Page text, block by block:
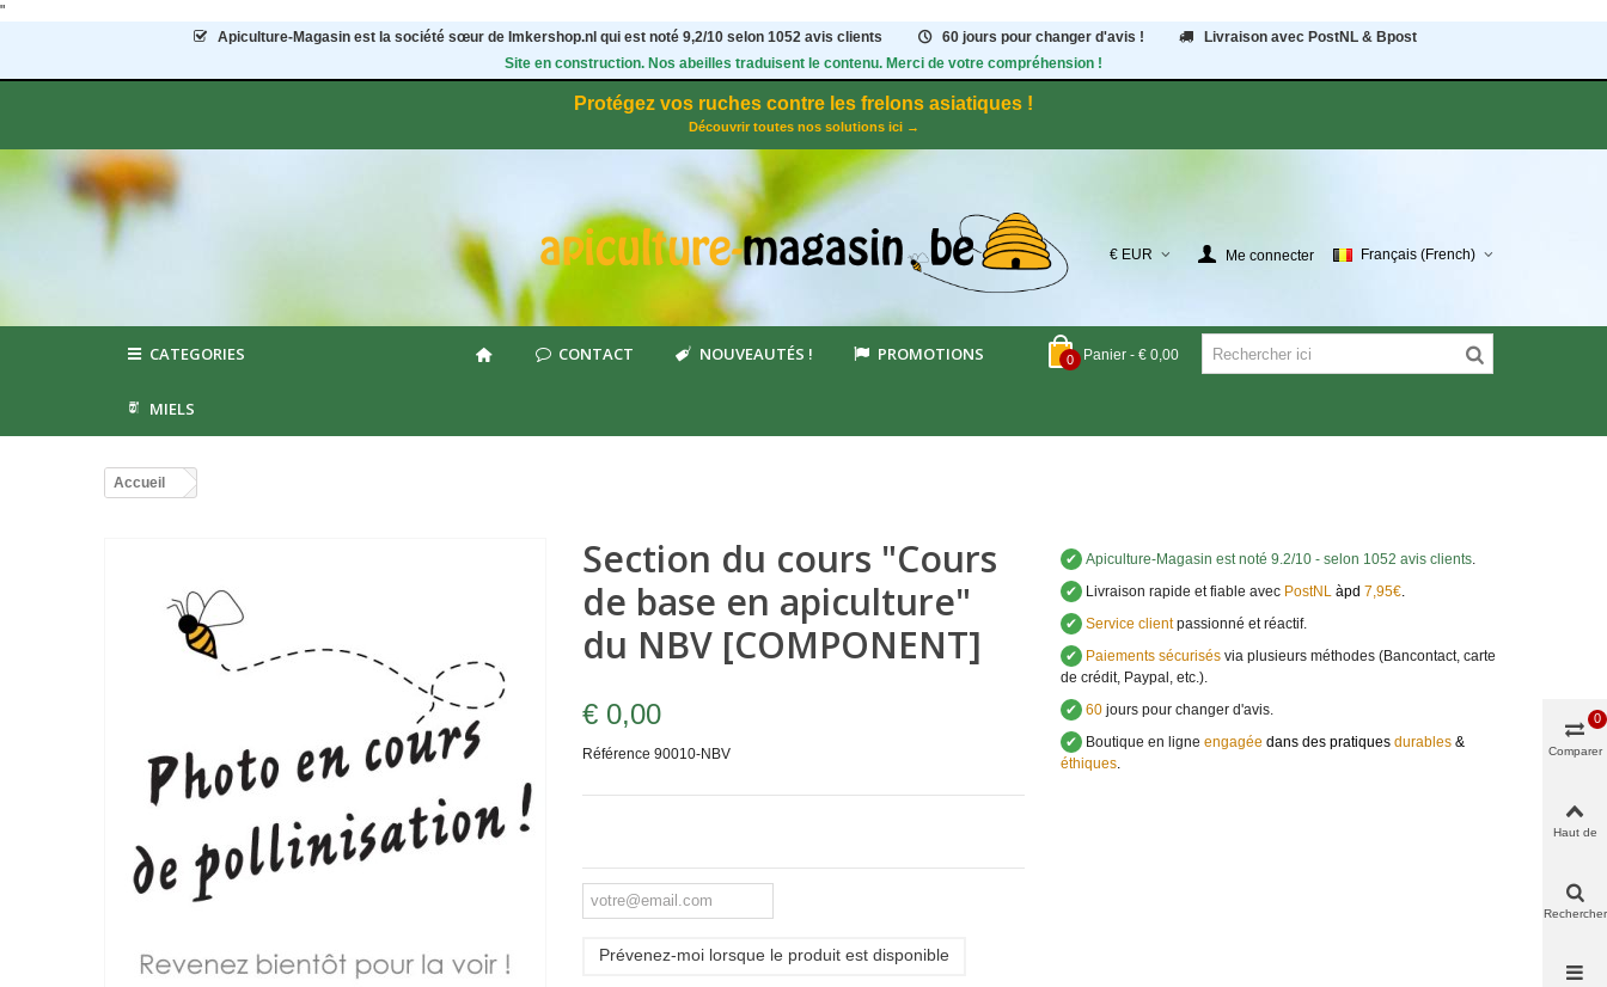
"
Apiculture-Magasin est la société sœur de Imkershop.nl qui est noté 9,2/10 selon 1052avis clients 60 jours pour changer d'avis !
Livraison avec PostNL & Bpost
Site en construction. Nos abeilles traduisent le contenu. Merci de votre compréhension !
Protégez vos ruches contre les frelons asiatiques !
Découvrir toutes nos solutions ici →
€ EUR Me connecter Français (French)
0 Panier - € 0,00
CATEGORIES CONTACT NOUVEAUTÉS ! PROMOTIONS
MIELS
Accueil
Section du cours "Cours
de base en apiculture"
du NBV [COMPONENT]
€ 0,00
Référence 90010-NBV
Prévenez-moi lorsque le produit est disponible
✔ Apiculture-Magasin est noté 9.2/10 - selon 1052 avis clients.
✔ Livraison rapide et fiable avecPostNL àpd 7,95€.
✔ Service clientpassionné et réactif.
✔ Paiements sécurisésvia plusieurs méthodes (Bancontact, carte
de crédit, Paypal, etc.).
✔ 60jours pour changer d'avis.
✔ Boutique en ligne engagée dans des pratiques durables&
éthiques.
Comparer
0
Haut de
Rechercher